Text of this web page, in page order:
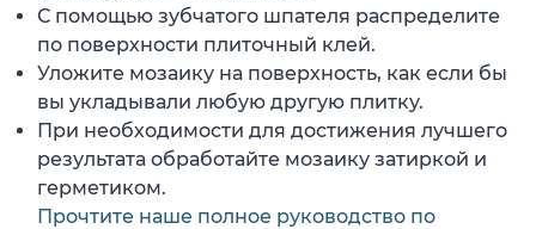
С помощью зубчатого шпателя распределите
по поверхности плиточный клей.
Уложите мозаику на поверхность, как если бы
вы укладывали любую другую плитку.
При необходимости для достижения лучшего
результата обработайте мозаику затиркой и
герметиком.
Прочтите наше полное руководство по